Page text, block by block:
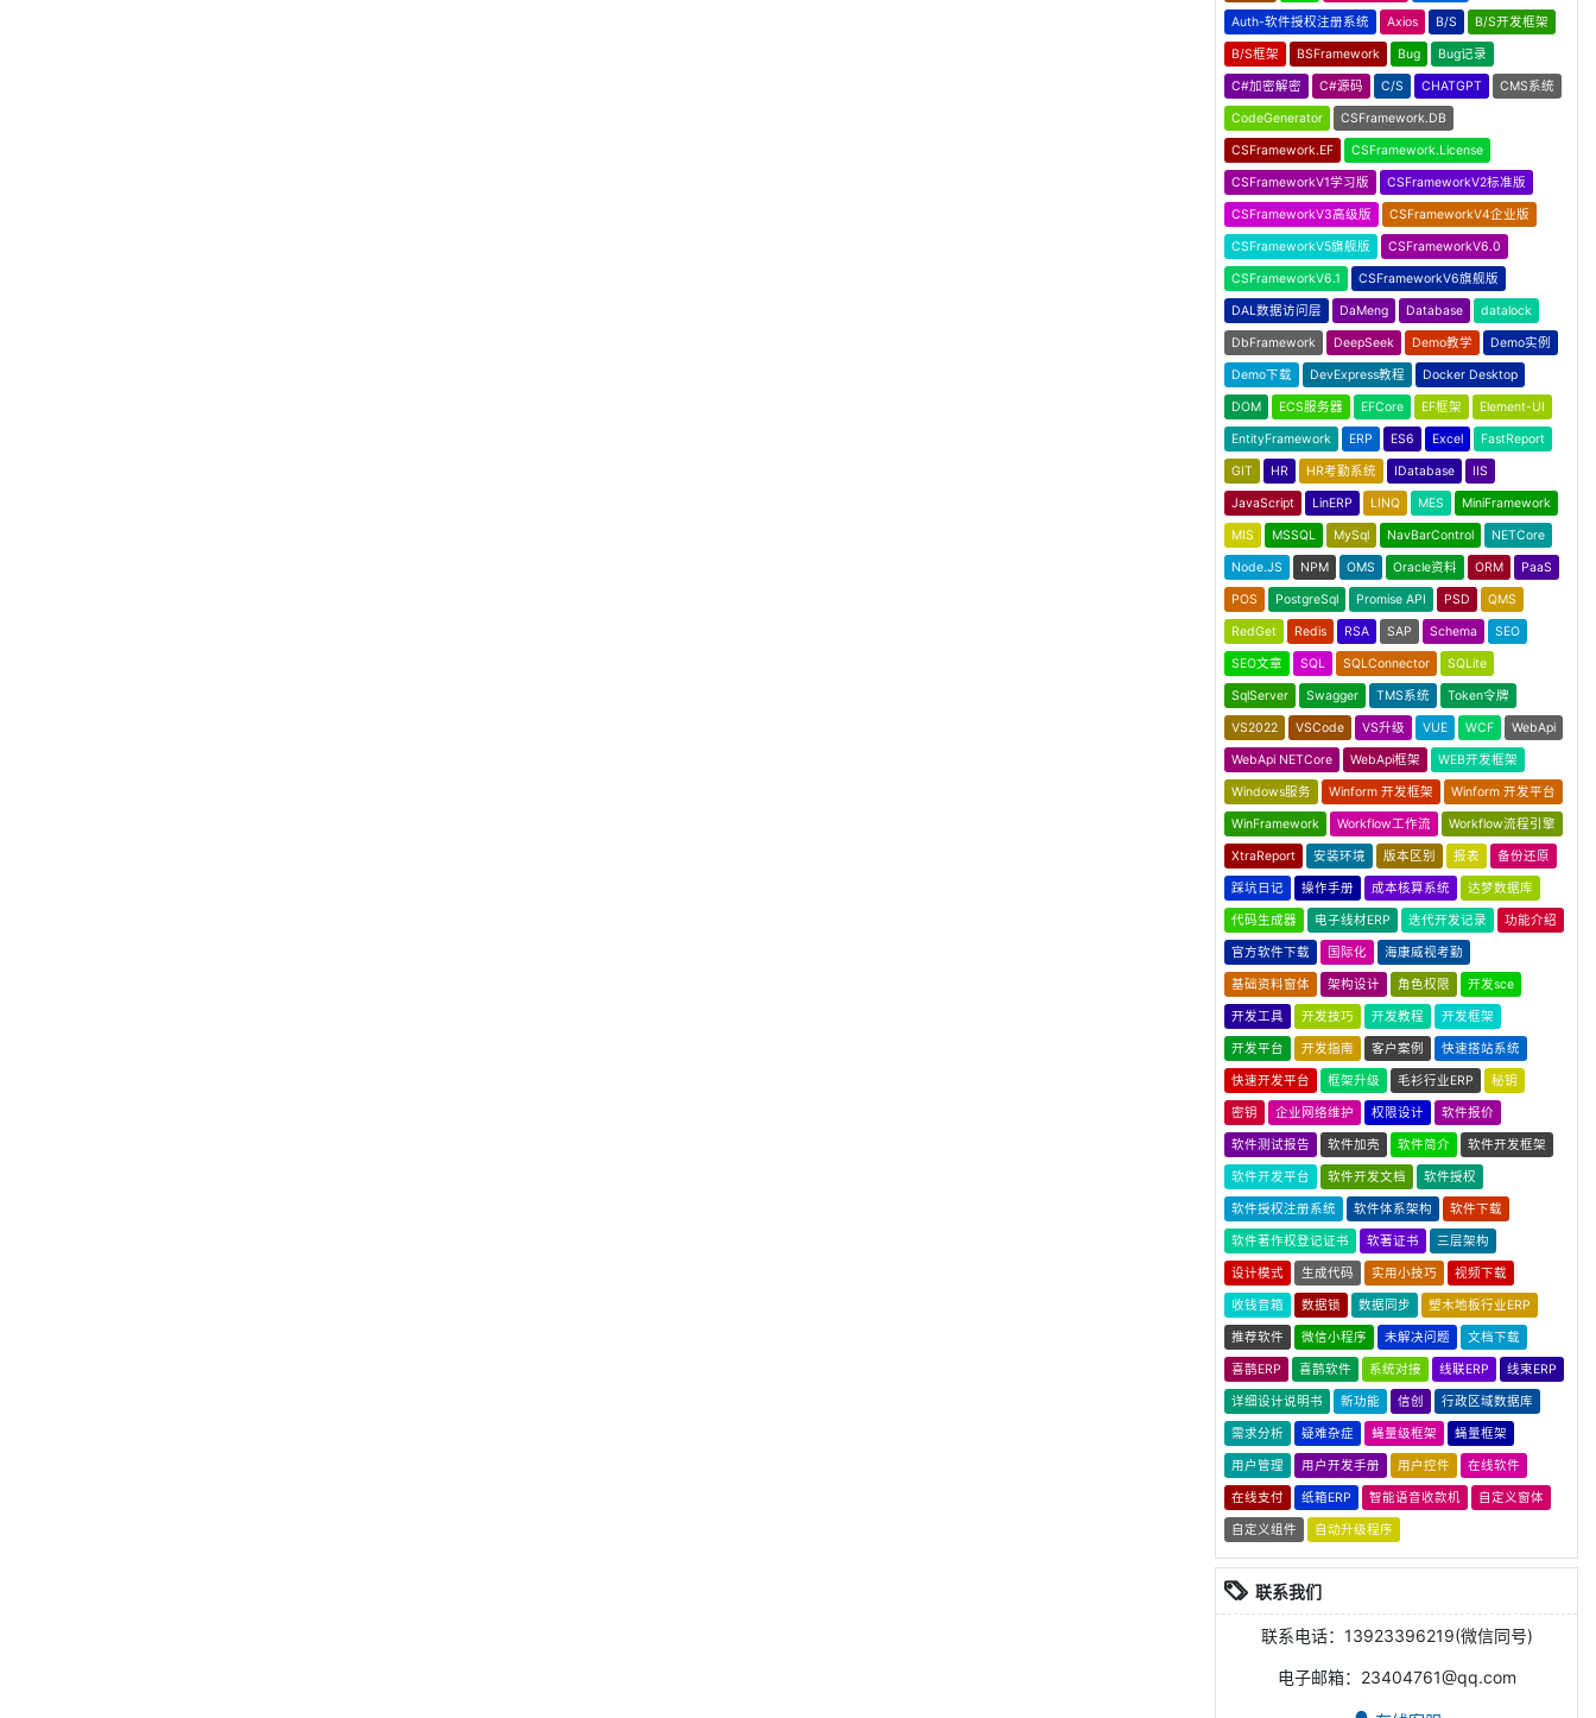
Auth-软件授权注册系统 Axios B/S B/S开发框架
B/S框架 BSFramework Bug Bug记录
C#加密解密 C#源码 C/S CHATGPT CMS系统
CodeGenerator CSFramework.DB
CSFramework.EF CSFramework.License
CSFrameworkV1学习版 CSFrameworkV2标准版
CSFrameworkV3高级版 CSFrameworkV4企业版
CSFrameworkV5旗舰版 CSFrameworkV6.0
CSFrameworkV6.1 CSFrameworkV6旗舰版
DAL数据访问层 DaMeng Database datalock
DbFramework DeepSeek Demo教学 Demo实例
Demo下载 DevExpress教程 Docker Desktop
DOM ECS服务器 EFCore EF框架 Element-UI
EntityFramework ERP ES6 Excel FastReport
GIT HR HR考勤系统 IDatabase IIS
JavaScript LinERP LINQ MES MiniFramework
MIS MSSQL MySql NavBarControl NETCore
Node.JS NPM OMS Oracle资料 ORM PaaS
POS PostgreSql Promise API PSD QMS
RedGet Redis RSA SAP Schema SEO
SEO文章 SQL SQLConnector SQLite
SqlServer Swagger TMS系统 Token令牌
VS2022 VSCode VS升级 VUE WCF WebApi
WebApi NETCore WebApi框架 WEB开发框架
Windows服务 Winform 开发框架 Winform 开发平台
WinFramework Workflow工作流 Workflow流程引擎
XtraReport 安装环境 版本区别 报表 备份还原
踩坑日记 操作手册 成本核算系统 达梦数据库
代码生成器 电子线材ERP 迭代开发记录 功能介绍
官方软件下载 国际化 海康威视考勤
基础资料窗体 架构设计 角色权限 开发sce
开发工具 开发技巧 开发教程 开发框架
开发平台 开发指南 客户案例 快速搭站系统
快速开发平台 框架升级 毛衫行业ERP 秘钥
密钥 企业网络维护 权限设计 软件报价
软件测试报告 软件加壳 软件简介 软件开发框架
软件开发平台 软件开发文档 软件授权
软件授权注册系统 软件体系架构 软件下载
软件著作权登记证书 软著证书 三层架构
设计模式 生成代码 实用小技巧 视频下载
收钱音箱 数据锁 数据同步 塑木地板行业ERP
推荐软件 微信小程序 未解决问题 文档下载
喜鹊ERP 喜鹊软件 系统对接 线联ERP 线束ERP
详细设计说明书 新功能 信创 行政区域数据库
需求分析 疑难杂症 蝇量级框架 蝇量框架
用户管理 用户开发手册 用户控件 在线软件
在线支付 纸箱ERP 智能语音收款机 自定义窗体
自定义组件 自动升级程序
联系我们
联系电话：13923396219(微信同号)
电子邮箱：23404761@qq.com